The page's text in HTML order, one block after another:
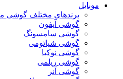
موبایل
برندهای مختلف گوشی
گوشی آیفون
گوشی سامسونگ
گوشی شیائومی
گوشی نوکیا
گوشی ریلمی
گوشی آنر